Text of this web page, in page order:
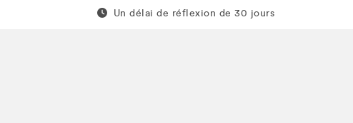
Un délai de réflexion de 60 jours
Un délai de réflexion de 30 jours